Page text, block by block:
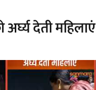
देती महिलाएं